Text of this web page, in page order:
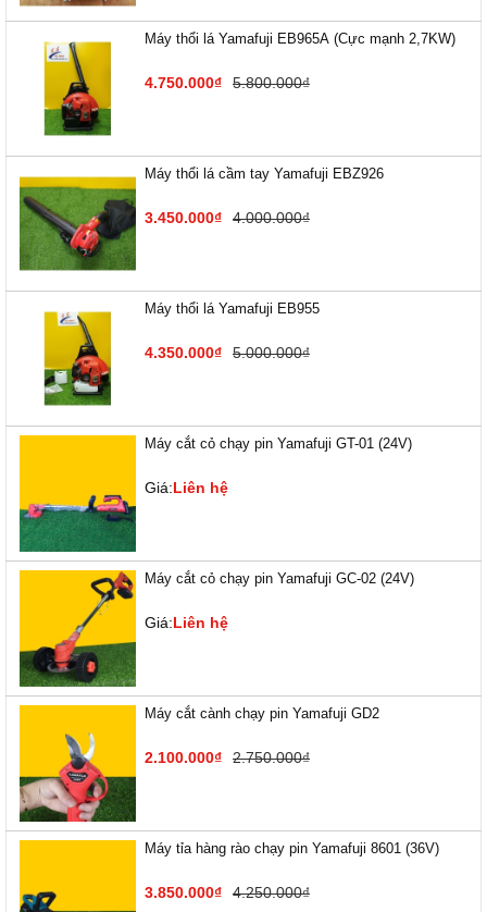
Máy thổi lá Yamafuji EB9​65A (Cực mạnh 2,7KW)
4.750.000₫ 5.800.000₫
Máy thổi lá cầm tay Yamafuji EBZ926
3.450.000₫ 4.000.000₫
Máy thổi lá Yamafuji EB955
4.350.000₫ 5.000.000₫
Máy cắt cỏ chạy pin Yamafuji GT-01 (24V)
Giá:Liên hệ
Máy cắt cỏ chạy pin Yamafuji GC-02 (24V)
Giá:Liên hệ
Máy cắt cành chạy pin Yamafuji GD2
2.100.000₫ 2.750.000₫
Máy tỉa hàng rào chạy pin Yamafuji 8601 (36V)
3.850.000₫ 4.250.000₫